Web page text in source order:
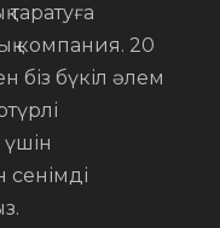
компания. 20
біз бүкіл әлем
үшін